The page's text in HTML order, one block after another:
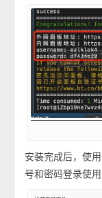
安装完成后，使
号和密码登录使